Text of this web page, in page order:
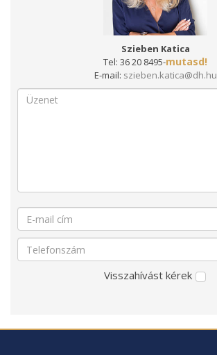
Szieben Katica
Tel: 36 20 8495-mutasd!
E-mail: szieben.katica@dh.hu
Visszahívást kérek